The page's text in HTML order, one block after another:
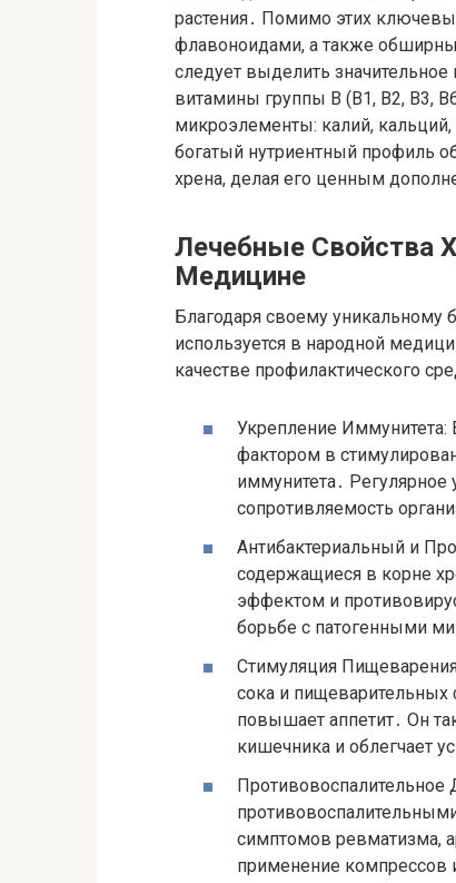
растения․ Помимо этих
флавоноидами, а также
следует выделить
витамины группы B (B1, B2, B3,
микроэлементы: калий,
богатый нутриентный профиль
хрена, делая его ценным
Лечебные Свойства
Медицине
Благодаря своему уникальному
используется в народной
качестве профилактического
Укрепление
фактором в
иммунитета․
сопротивляемость
Антибактериальный и
содержащиеся в корне
эффектом и
борьбе с патогенными
Стимуляция
сока и пищеварительных
повышает аппетит․ Он
кишечника и облегчает
симптомов ревматизма,
применение компрессов